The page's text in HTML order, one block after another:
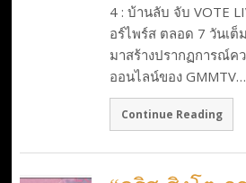
4 : บ้านลับ จับ VOTE
อร์ไพร์ส ตลอด 7 วันเต็
มาสร้างปรากฏการณ์
ออนไลน์ของ GMMTV…
Continue Reading